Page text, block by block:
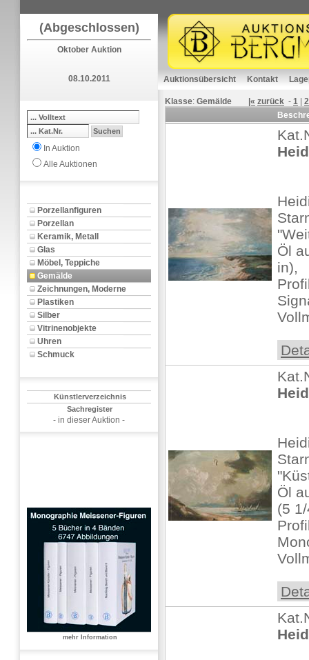
(Abgeschlossen)
Oktober Auktion
08.10.2011
In Auktion
Alle Auktionen
Porzellanfiguren
Porzellan
Keramik, Metall
Glas
Möbel, Teppiche
Gemälde
Zeichnungen, Moderne
Plastiken
Silber
Vitrinenobjekte
Uhren
Schmuck
Künstlerverzeichnis
Sachregister
- in dieser Auktion -
mehr Information
Auktionsübersicht Kontakt
Klasse: Gemälde |« zurück - 1
2
Öl
in),
Öl
(5